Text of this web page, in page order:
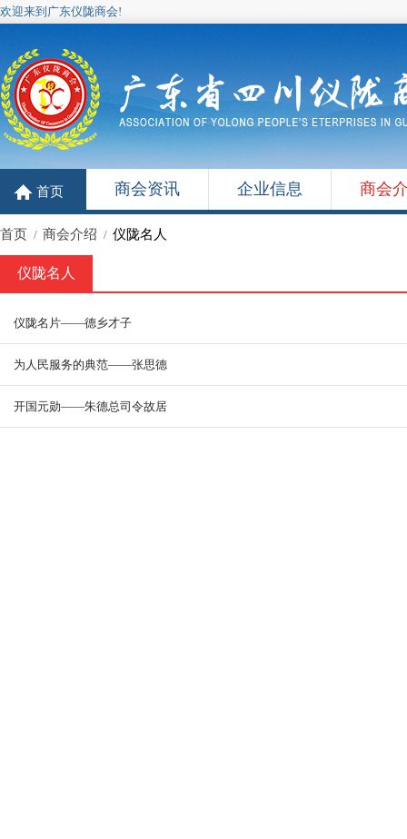
欢迎来到广东仪陇商会!
首页 商会资讯 企业信息 商会
首页 / 商会介绍 / 仪陇名人
仪陇名人
仪陇名片——德乡才子
为人民服务的典范——张思德
开国元勋——朱德总司令故居